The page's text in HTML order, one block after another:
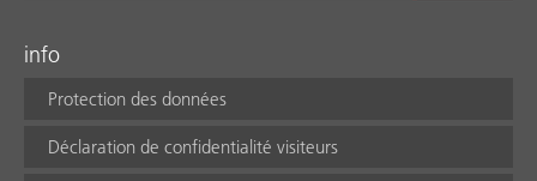
info
Protection des données
Déclaration de confidentialité visiteurs